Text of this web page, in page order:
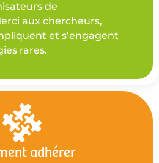
de
aux chercheurs,
et s’engagent
rares.
adhérer